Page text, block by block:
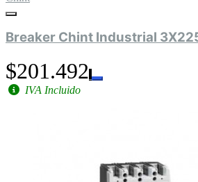
Breaker Chint Industrial
$201.492
IVA Incluido